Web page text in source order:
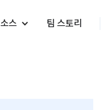
스 팀 스토리